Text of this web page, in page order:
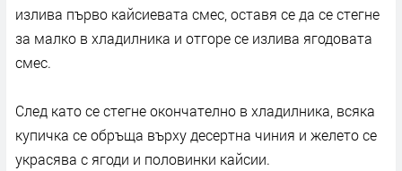
излива първо кайсиевата смес, оставя се да се стегне
за малко в хладилника и отгоре се излива ягодовата
смес.
След като се стегне окончателно в хладилника, всяка
купичка се обръща върху десертна чиния и желето се
украсява с ягоди и половинки кайсии.